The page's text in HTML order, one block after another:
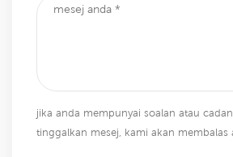
jika anda mempunyai soalan atau
tinggalkan mesej, kami akan membalas